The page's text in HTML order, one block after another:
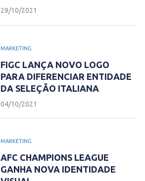
29/10/2021
MARKETING
FIGC LANÇA NOVO LOGO
PARA DIFERENCIAR ENTIDADE
DA SELEÇÃO ITALIANA
04/10/2021
MARKETING
AFC CHAMPIONS LEAGUE
GANHA NOVA IDENTIDADE